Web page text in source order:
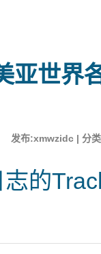
亚世
发布:xmwzidc | 分
的